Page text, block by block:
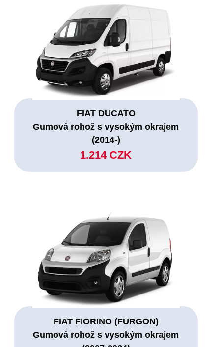
FIAT DUCATO
Gumová rohož s vysokým okrajem
(2014-)
1.214 CZK
FIAT FIORINO (FURGON)
Gumová rohož s vysokým okrajem